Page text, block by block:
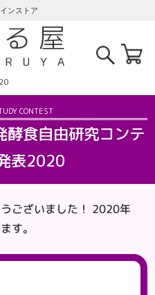
ンストア
酵食自由研究コンテ
表2020
ございました！ 2020年
す。